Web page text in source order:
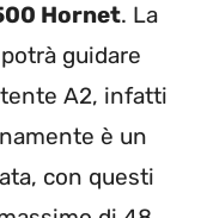
Hornet. La
guidare
A2, infatti
è un
con questi